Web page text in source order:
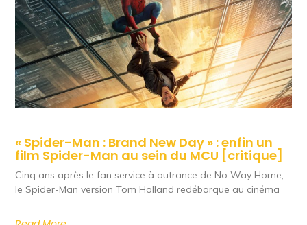
« Spider-Man : Brand New Day » : enfin un
film Spider-Man au sein du MCU [critique]
Cinq ans après le fan service à outrance de No Way Home,
le Spider-Man version Tom Holland redébarque au cinéma